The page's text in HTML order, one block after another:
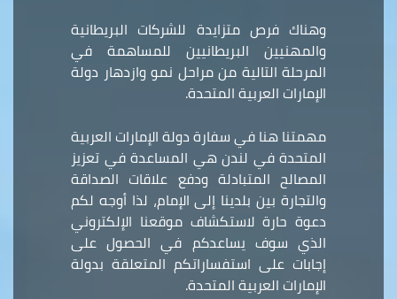
وهناك فرص متزايدة للشركات البريطانية
والمهنيين البريطانيين للمساهمة في
المرحلة التالية من مراحل نمو وازدهار دولة
الإمارات العربية المتحدة.
مهمتنا هنا في سفارة دولة الإمارات العربية
المتحدة في لندن هي المساعدة في تعزيز
المصالح المتبادلة ودفع علاقات الصداقة
والتجارة بين بلدينا إلى الإمام، لذا أوجه لكم
دعوة حارة لاستكشاف موقعنا الإلكتروني
الذي سوف يساعدكم في الحصول على
إجابات على استفساراتكم المتعلقة بدولة
الإمارات العربية المتحدة.